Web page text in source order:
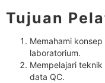
Tujuan
Memahami
laboratorium.
Mempelajari
data QC.